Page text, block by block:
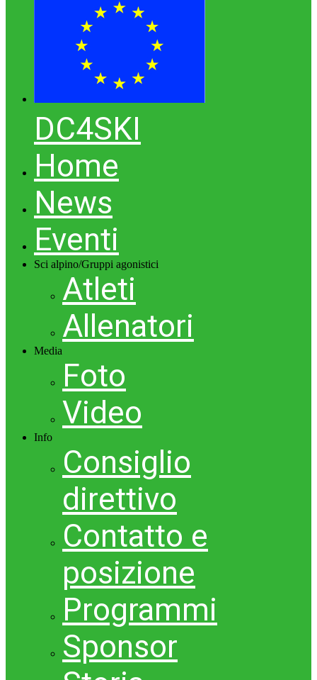
DC4SKI
Home
News
Eventi
Sci alpino/Gruppi agonistici
Atleti
Allenatori
Media
Foto
Video
Info
Consiglio
direttivo
Contatto e
posizione
Programmi
Sponsor